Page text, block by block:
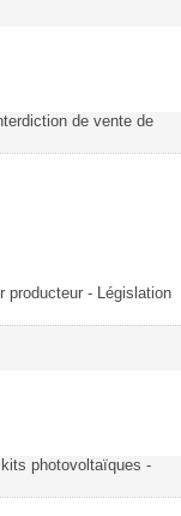
de vente de
producteur - Législation
photovoltaïques -